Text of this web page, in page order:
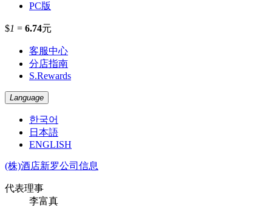
PC版
$1 = 6.74元
客服中心
分店指南
S.Rewards
Language
한국어
日本語
ENGLISH
(株)酒店新罗公司信息
代表理事
李富真